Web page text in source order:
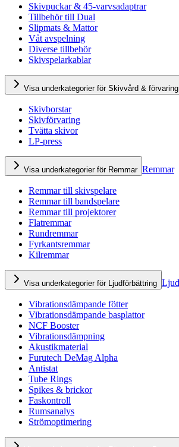
Skivpuckar & 45-varvsadaptrar
Tillbehör till Dual
Slipmats & Mattor
Våt avspelning
Diverse tillbehör
Skivspelarkablar
Visa underkategorier för Skivvård & förvaring
Skivborstar
Skivförvaring
Tvätta skivor
LP-press
Visa underkategorier för Remmar Remmar
Remmar till skivspelare
Remmar till bandspelare
Remmar till projektorer
Flatremmar
Rundremmar
Fyrkantsremmar
Kilremmar
Visa underkategorier för Ljudförbättring
Vibrationsdämpande fötter
Vibrationsdämpande basplattor
NCF Booster
Vibrationsdämpning
Akustikmaterial
Furutech DeMag Alpha
Antistat
Tube Rings
Spikes & brickor
Faskontroll
Rumsanalys
Strömoptimering